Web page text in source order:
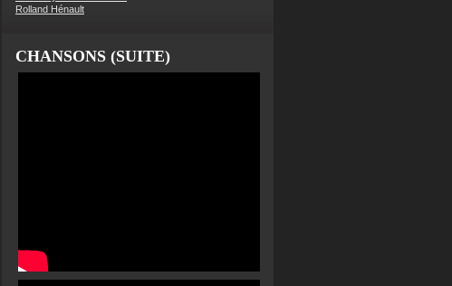
Rolland Hénault
CHANSONS (SUITE)